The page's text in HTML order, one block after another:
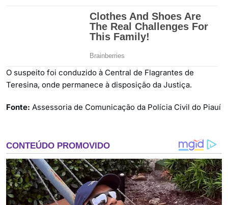
O suspeito foi conduzido à Central de Flagrantes de
Teresina, onde permanece à disposição da Justiça.
Fonte: Assessoria de Comunicação da Polícia Civil do Piauí